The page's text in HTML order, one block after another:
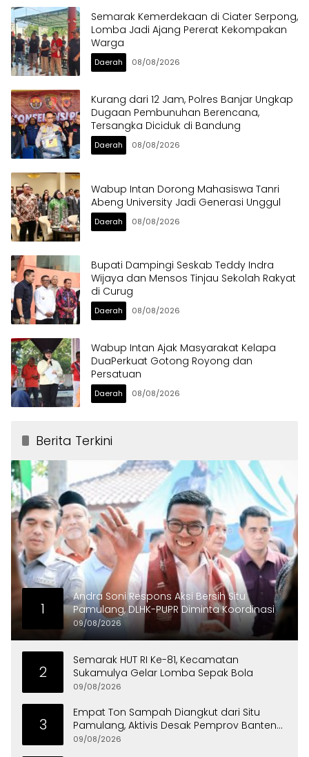
Semarak Kemerdekaan di Ciater Serpong,
Lomba Jadi Ajang Pererat Kekompakan
Warga
Daerah 08/08/2026
Kurang dari 12 Jam, Polres Banjar Ungkap
Dugaan Pembunuhan Berencana,
Tersangka Diciduk di Bandung
Daerah 08/08/2026
Wabup Intan Dorong Mahasiswa Tanri
Abeng University Jadi Generasi Unggul
Daerah 08/08/2026
Bupati Dampingi Seskab Teddy Indra
Wijaya dan Mensos Tinjau Sekolah Rakyat
di Curug
Daerah 08/08/2026
Wabup Intan Ajak Masyarakat Kelapa
DuaPerkuat Gotong Royong dan
Persatuan
Daerah 08/08/2026
Berita Terkini
1
Andra Soni Respons Aksi Bersih Situ
Pamulang, DLHK-PUPR Diminta Koordinasi
09/08/2026
2
Semarak HUT RI Ke-81, Kecamatan
Sukamulya Gelar Lomba Sepak Bola
09/08/2026
3
Empat Ton Sampah Diangkut dari Situ
Pamulang, Aktivis Desak Pemprov Banten
Peduli Lingkungan
09/08/2026